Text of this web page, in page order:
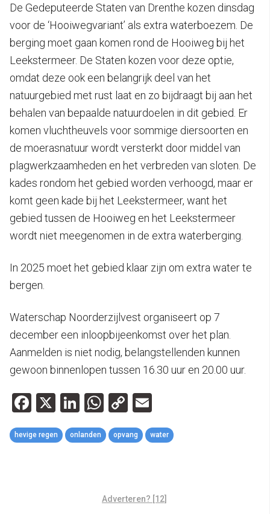
De Gedeputeerde Staten van Drenthe kozen dinsdag
voor de ‘Hooiwegvariant’ als extra waterboezem. De
berging moet gaan komen rond de Hooiweg bij het
Leekstermeer. De Staten kozen voor deze optie,
omdat deze ook een belangrijk deel van het
natuurgebied met rust laat en zo bijdraagt bij aan het
behalen van bepaalde natuurdoelen in dit gebied. Er
komen vluchtheuvels voor sommige diersoorten en
de moerasnatuur wordt versterkt door middel van
plagwerkzaamheden en het verbreden van sloten. De
kades rondom het gebied worden verhoogd, maar er
komt geen kade bij het Leekstermeer, want het
gebied tussen de Hooiweg en het Leekstermeer
wordt niet meegenomen in de extra waterberging.
In 2025 moet het gebied klaar zijn om extra water te
bergen.
Waterschap Noorderzijlvest organiseert op 7
december een inloopbijeenkomst over het plan.
Aanmelden is niet nodig, belangstellenden kunnen
gewoon binnenlopen tussen 16.30 uur en 20.00 uur.
Facebook
X LinkedIn
WhatsApp
Copy
Link
hevige regen onlanden opvang water
Adverteren? [12]